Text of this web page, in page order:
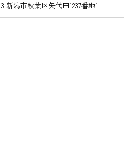
新潟市秋葉区矢代田1237番地1